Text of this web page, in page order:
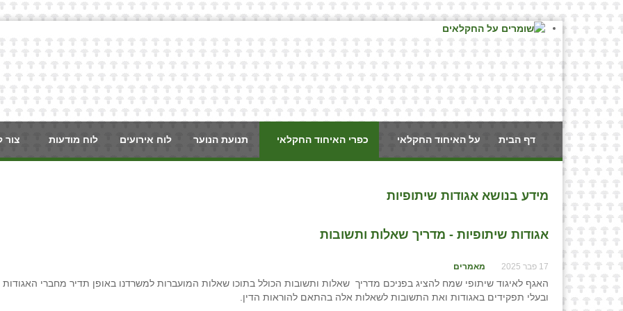
דף הבית על האיחוד החקלאי כפרי האיחוד החקלאי תנועת הנוער לוח אירועים לוח מודעות צור
מידע בנושא אגודות שיתופיות
אגודות שיתופיות - מדריך שאלות ותשובות
17 פבר 2025 מאמרים
האגף לאיגוד שיתופי שמח להציג בפניכם מדריך שאלות ותשובות הכולל בתוכו שאלות המועברות למשרדנו באופן תדיר מחברי האגודות
ובעלי תפקידים באגודות ואת התשובות לשאלות אלה בהתאם להוראות הדין.